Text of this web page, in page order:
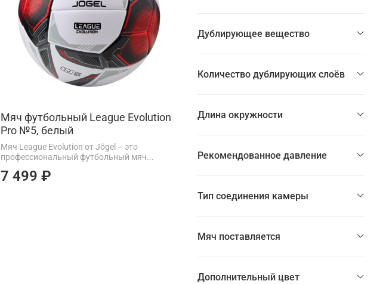
Мяч футбольный League Evolution
Pro №5, белый
Мяч League Evolution от Jögel – это
профессиональный футбольный мяч...
7 499 ₽
Дублирующее вещество
Количество дублирующих слоёв
Длина окружности
Рекомендованное давление
Тип соединения камеры
Мяч поставляется
Дополнительный цвет